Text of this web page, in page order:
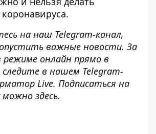
.
на наш Telegram-канал,
важные новости. За
онлайн прямо в
следите в нашем Telegram-
Live. Подписаться на
можно здесь.